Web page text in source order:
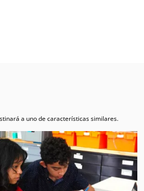
a uno de características similares.